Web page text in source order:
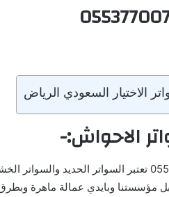
الاختيار السعودي الرياض
الاحواش:-
سواتر احواش سواتر حديد سواتر خشبية 0553770074 تعتبر السواتر
وبايدي عمالة ماهرة وبطرق